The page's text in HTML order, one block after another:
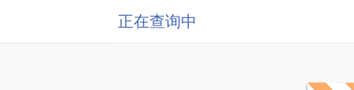
正在查询中